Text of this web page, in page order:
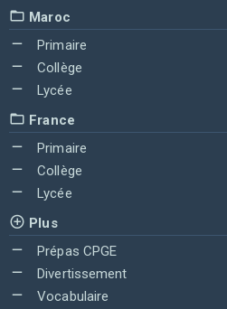
Maroc
Primaire
Collège
Lycée
France
Primaire
Collège
Lycée
Plus
Prépas CPGE
Divertissement
Vocabulaire